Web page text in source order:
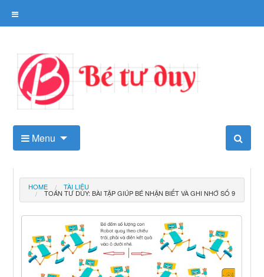
Kho tài liệu tư duy cho trẻ
Menu
HOME TÀI LIỆU
TOÁN TƯ DUY: BÀI TẬP GIÚP BÉ NHẬN BIẾT VÀ GHI NHỚ SỐ 9